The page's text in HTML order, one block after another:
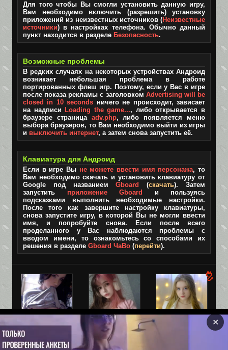
Для того чтобы Вы смогли установить данную игру,
Вам необходимо включить (разрешить) установку
приложений из неизвестных источников (Неизвестные
источники) в настройках телефона. Обычно данный
пункт находится в разделе Безопасность.
Возможные проблемы
В редких случаях на некоторых устройствах Андроид
возникает небольшая проблема в работе
портированных флеш игр. Поэтому, если у Вас в игре
после показа рекламы с заголовком Advertising will be
closed in 10 seconds ничего не происходит, зависает
на надписи Loading the game..., либо открывается в
браузере страница adv.php, либо появляется меню
выбора браузеров, то Вам необходимо выйти из игры
и выключить интернет, а затем снова запустить её.
Клавиатура для Андроид
Если в игре Вы не можете ввести имя персонажа, то
Вам необходимо скачать и установить клавиатуру от
Google под названиемGboard (скачать). Затем
запустить приложение Gboard
и пользуясь
подсказками выполнить необходимые настройки.
После того как завершите настройку клавиатуры,
снова запустите игру, в которой Вы не могли ввести
имя, и попробуйте снова. Если после всего
проделанного у Вас наблюдаются проблемы с
вводом имени, то ознакомьтесь со способами их
решения в разделе Gboard ЧаВо (перейти).
версия TIK-
Лара, 19
Ебливая мелкая
✕